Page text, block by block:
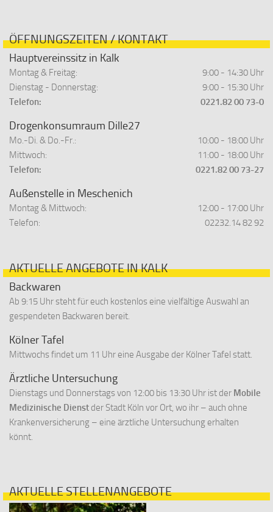
ÖFFNUNGSZEITEN / KONTAKT
Hauptvereinssitz in Kalk
Montag & Freitag:
9:00 - 14:30 Uhr
Dienstag - Donnerstag:
9:00 - 15:30 Uhr
Telefon:
0221.82 00 73-0
Drogenkonsumraum Dille27
Mo.-Di. & Do.-Fr.:
10:00 - 18:00 Uhr
Mittwoch:
11:00 - 18:00 Uhr
Telefon:
0221.82 00 73-27
Außenstelle in Meschenich
Montag & Mittwoch:
12:00 - 17:00 Uhr
Telefon:
02232.14 82 92
AKTUELLE ANGEBOTE IN KALK
Backwaren
Ab 9:15 Uhr steht für euch kostenlos eine vielfältige Auswahl an
gespendeten Backwaren bereit.
Kölner Tafel
Mittwochs findet um 11 Uhr eine Ausgabe der Kölner Tafel statt.
Ärztliche Untersuchung
Dienstags und Donnerstags von 12:00 bis 13:30 Uhr ist der Mobile
Medizinische Dienst der Stadt Köln vor Ort, wo ihr – auch ohne
Krankenversicherung – eine ärztliche Untersuchung erhalten
könnt.
AKTUELLE STELLENANGEBOTE